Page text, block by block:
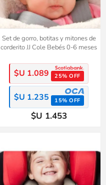
Set de gorro, botitas y mitones de
corderito JJ Cole Bebés 0-6 meses
$U 1.089 25% OFF
$U 1.235 15% OFF
$U 1.453